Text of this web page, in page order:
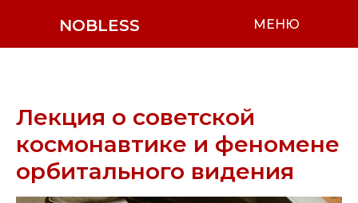
NOBLESS МЕНЮ
Лекция о советской
космонавтике и феномене
орбитального видения